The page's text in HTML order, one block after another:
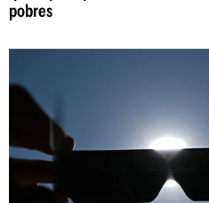
pobres